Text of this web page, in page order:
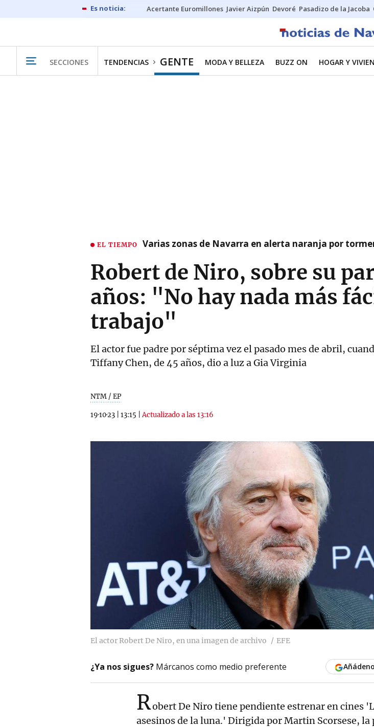
Acertante Euromillones Javier Aizpún Devoré Pasadizo de la Jacoba
SECCIONES TENDENCIAS GENTE MODA Y BELLEZA BUZZ ON HOGAR Y
EL TIEMPO Varias zonas de Navarra en alerta naranja por
Robert de Niro, sobre su
años: "No hay nada más
trabajo"
El actor fue padre por séptima vez el pasado mes de abril,
Tiffany Chen, de 45 años, dio a luz a Gia Virginia
NTM / EP
19·10·23 13:15 |Actualizado a las 13:16
El actor Robert De Niro, en una imagen de archivo EFE
¿Ya nos sigues? Márcanos como medio preferente
Robert De Niro tiene pendiente estrenar en cines
asesinos de la luna.' Dirigida por Martin Scorsese, la